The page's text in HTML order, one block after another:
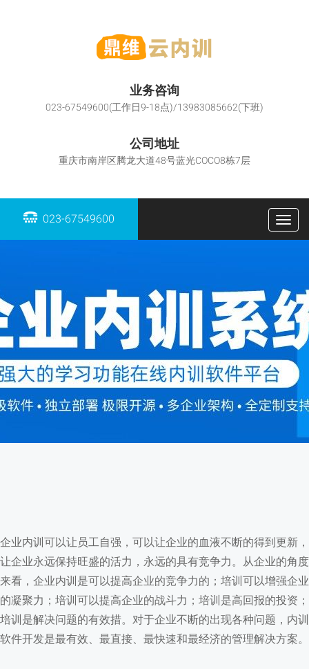
业务咨询
023-67549600(工作日9-18点)/13983085662(下班)
公司地址
重庆市南岸区腾龙大道48号蓝光COCO8栋7层
023-67549600
内训软件开发
首页 / 内训软件开发
企业内训可以让员工自强，可以让企业的血液不断的得到更新，
让企业永远保持旺盛的活力，永远的具有竞争力。从企业的角度
来看，企业内训是可以提高企业的竞争力的；培训可以增强企业
的凝聚力；培训可以提高企业的战斗力；培训是高回报的投资；
培训是解决问题的有效措。对于企业不断的出现各种问题，内训
软件开发是最有效、最直接、最快速和最经济的管理解决方案。